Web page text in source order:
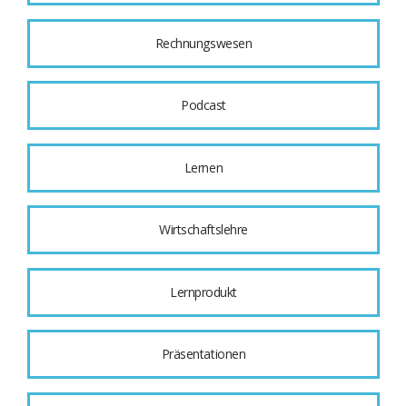
Rechnungswesen
Podcast
Lernen
Wirtschaftslehre
Lernprodukt
Präsentationen